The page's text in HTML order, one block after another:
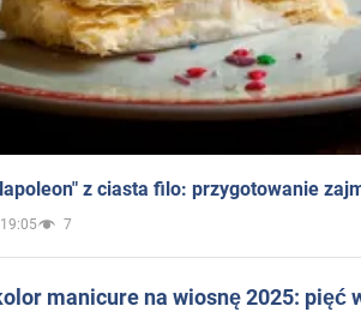
z ciasta filo: przygotowanie
7
manicure na wiosnę 2025: pięć